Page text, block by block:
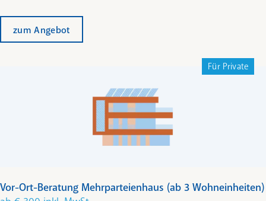
zum Angebot
Für Private
Vor-Ort-Beratung Mehrparteienhaus (ab 3 Wohneinheiten)